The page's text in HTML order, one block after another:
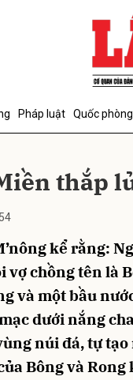
Pháp luật Quốc
thắp
kể rằng:
vợ chồng tên là
và một bầu
dưới nắng
núi đá, tự tạo
Bông và
Gửi bình luận